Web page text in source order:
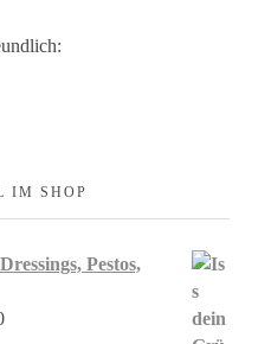
IM SHOP
Pestos,